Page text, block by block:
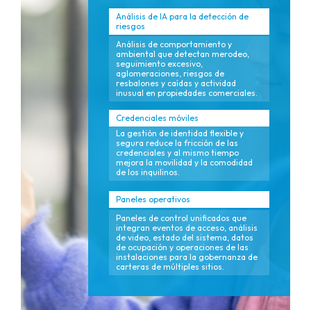
Análisis de IA para la detección de
riesgos
Análisis de comportamiento y
ambiental que detectan merodeo,
seguimiento excesivo,
aglomeraciones, riesgos de
resbalones y caídas y actividad
inusual en propiedades comerciales.
Credenciales móviles
La gestión de identidad flexible y
segura reduce la fricción de las
credenciales y al mismo tiempo
mejora la movilidad y la comodidad
de los inquilinos.
Paneles operativos
Paneles de control unificados que
integran eventos de acceso, análisis
de video, estado del sistema, datos
de ocupación y operaciones de las
instalaciones para la gobernanza de
carteras de múltiples sitios.